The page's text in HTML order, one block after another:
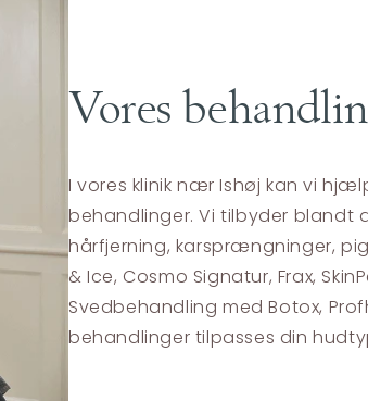
Vores
I vores klinik nær Ishøj kan vi
behandlinger. Vi tilbyder blandt
hårfjerning, karsprængninger,
& Ice, Cosmo Signatur, Frax,
Svedbehandling med Botox,
behandlinger tilpasses din